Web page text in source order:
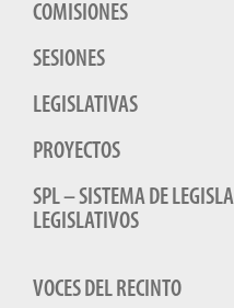
COMISIONES
SESIONES
LEGISLATIVAS
PROYECTOS
SPL – SISTEMA DE
LEGISLATIVOS
VOCES DEL RECINTO